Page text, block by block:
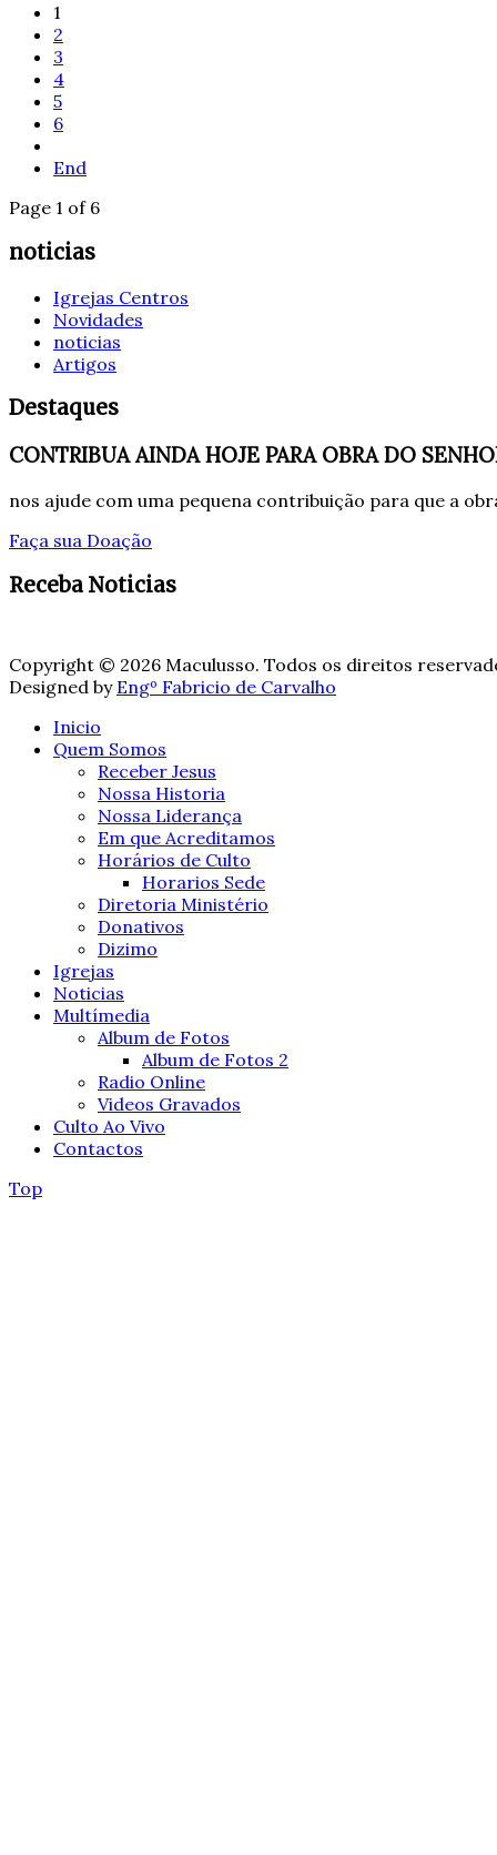
1
2
3
4
5
6
End
Page 1 of 6
noticias
Igrejas Centros
Novidades
noticias
Artigos
Destaques
CONTRIBUA AINDA HOJE PARA OBRA DO
nos ajude com uma pequena contribuição para que a
Faça sua Doação
Receba Noticias
Copyright © 2026 Maculusso. Todos os direitos
Designed by Engº Fabricio de Carvalho
Inicio
Quem Somos
Receber Jesus
Nossa Historia
Nossa Liderança
Em que Acreditamos
Horários de Culto
Horarios Sede
Diretoria Ministério
Donativos
Dizimo
Igrejas
Noticias
Multímedia
Album de Fotos
Album de Fotos 2
Radio Online
Videos Gravados
Culto Ao Vivo
Contactos
Top